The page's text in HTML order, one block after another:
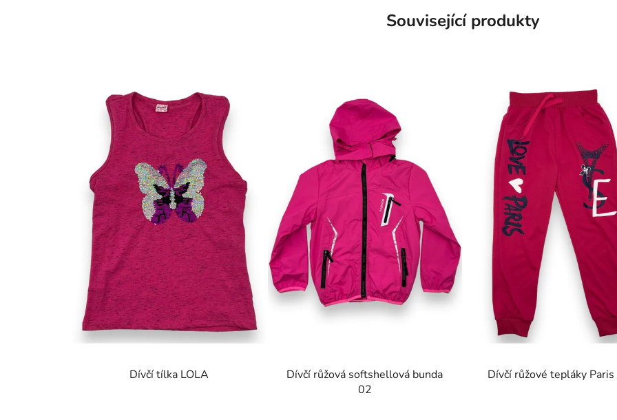
Související produkty
Dívčí tílka LOLA
Dívčí růžová softshellová bunda
02
Dívčí růžové tepláky